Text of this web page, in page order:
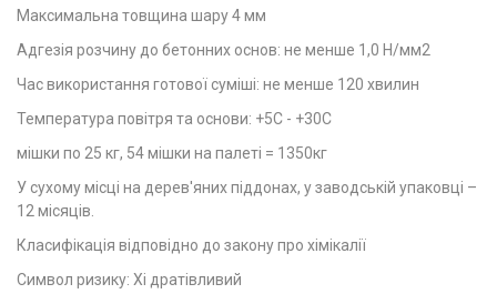
Максимальна товщина шару 4 мм
Адгезія розчину до бетонних основ: не менше 1,0 Н/мм2
Час використання готової суміші: не менше 120 хвилин
Температура повітря та основи: +5С - +30С
мішки по 25 кг, 54 мішки на палеті = 1350кг
У сухому місці на дерев'яних піддонах, у заводській упаковці –
12 місяців.
Класифікація відповідно до закону про хімікалії
Символ ризику: Xi дратівливий